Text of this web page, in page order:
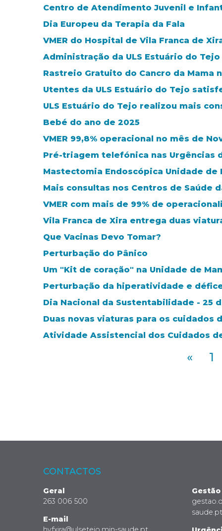
Centro de Atendimento Juvenil e
Dia Europeu da Terapia da Fala
VMER do Hospital de Vila Franca de
Administração da ULS Estuário do
Rastreio Gratuito do Cancro da Mama
Utentes da ULS Estuário do Tejo
ULS Estuário do Tejo realizou mais
Bebé do ano de 2025
VMER 99,8% operacional no mês de
Pré-triagem telefónica nas Urgências
Mastectomia Endoscópica Unidade
Mais consultas nos Centros de Saúde
VMER com mais de 99% de
Vila Franca de Xira entrega duas
Que Vacinas Devo Tomar?
Perturbação do Pânico
Um "Kit de coração" na Unidade de
Perturbação da hiperatividade e
Dia Nacional da Sustentabilidade - 25
Duas novas viaturas para os cuidados
Atividade Assistencial dos Cuidados
« 1
CONTACTOS
Geral
263 006 500
E-mail
saude.pt